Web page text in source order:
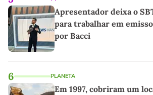
Apresentador deixa o
para trabalhar em
por Bacci
6 PLANETA
Em 1997, cobriram um